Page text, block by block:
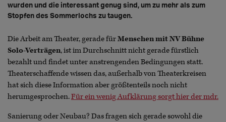
wurden und die interessant genug sind, um zu mehr als zum
Stopfen des Sommerlochs zu taugen.
Die Arbeit am Theater, gerade fürMenschen mit NV Bühne
Solo-Verträgen, ist im Durchschnitt nicht gerade fürstlich
bezahlt und findet unter anstrengenden Bedingungen statt.
Theaterschaffende wissen das, außerhalb von Theaterkreisen
hat sich diese Information aber größtenteils noch nicht
herumgesprochen.Für ein wenig Aufklärung sorgt hier der mdr.
Sanierung oder Neubau? Das fragen sich gerade sowohl die